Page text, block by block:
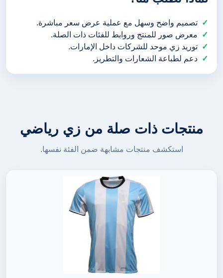
تصميم واضح وسهل مع عملية عرض سعر مباشرة.
معرض صور للمنتج وروابط للفئات ذات الصلة.
توريد زي موحد للشركات داخل الإمارات.
دعم لطباعة الشعارات والتطريز.
منتجات ذات صلة من زي رياضي
استكشف منتجات مشابهة ضمن الفئة نفسها.